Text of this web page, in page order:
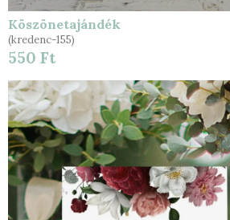
Köszönetajándék
(kredenc-155)
550 Ft